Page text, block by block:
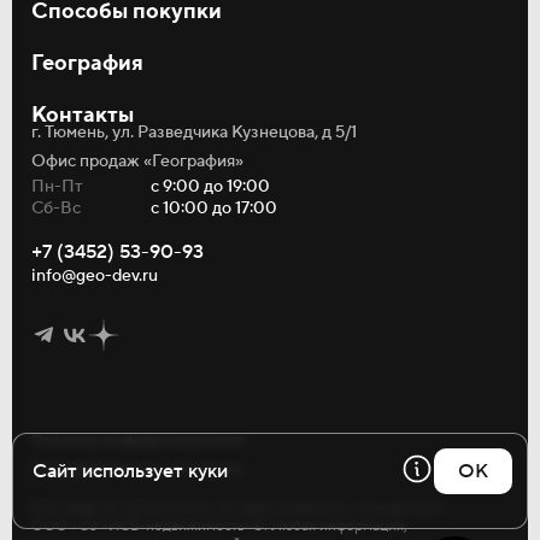
Студии
Двухкомнатные
Трёхкомнатные
Кладовые
Паркинг
Способы покупки
Рассрочка
Трейд-ин
География
Акции и новости
Статьи
Тендеры
Риелторам
Контакты
Инфо
Безопасность
Контакты
г. Тюмень, ул. Разведчика Кузнецова, д 5/1
Офис продаж «География»
Пн-Пт
с 9:00 до 19:00
Сб-Вс
с 10:00 до 17:00
+7 (3452) 53-90-93
info@geo-dev.ru
Пользовательское соглашение
ООО «СЗ «ИСБ-недвижимость»©. Любая информация,
Сайт использует куки OK
Используя сайт география.рф, Вы соглашаетесь